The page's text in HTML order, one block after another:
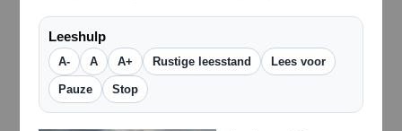
Leeshulp
A- A A+ Rustige leesstand Lees voor
Pauze Stop